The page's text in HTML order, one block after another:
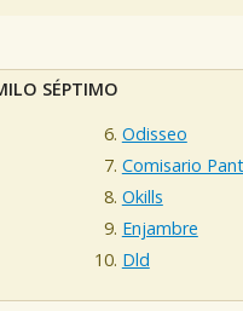
SÉPTIMO
Odisseo
Comisario
Okills
Enjambre
Dld